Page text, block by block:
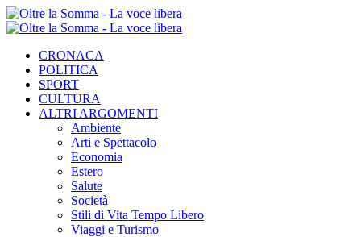
CRONACA
POLITICA
SPORT
CULTURA
ALTRI ARGOMENTI
Ambiente
Arti e Spettacolo
Economia
Estero
Salute
Società
Stili di Vita Tempo Libero
Viaggi e Turismo